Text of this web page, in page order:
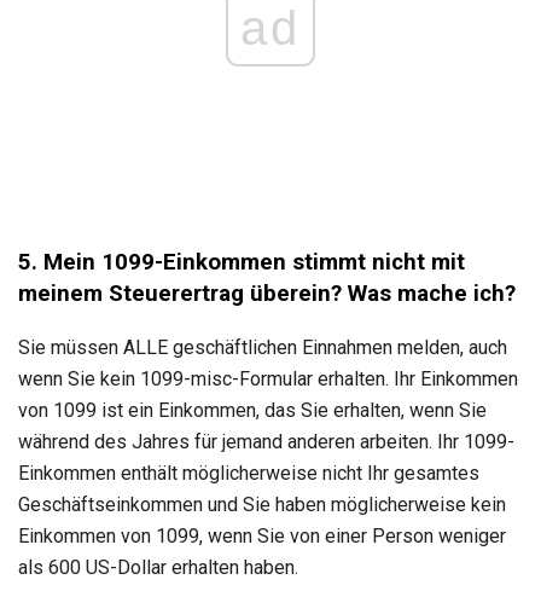
ad
5. Mein 1099-Einkommen stimmt nicht mit
meinem Steuerertrag überein? Was mache ich?
Sie müssen ALLE geschäftlichen Einnahmen melden, auch
wenn Sie kein 1099-misc-Formular erhalten. Ihr Einkommen
von 1099 ist ein Einkommen, das Sie erhalten, wenn Sie
während des Jahres für jemand anderen arbeiten. Ihr 1099-
Einkommen enthält möglicherweise nicht Ihr gesamtes
Geschäftseinkommen und Sie haben möglicherweise kein
Einkommen von 1099, wenn Sie von einer Person weniger
als 600 US-Dollar erhalten haben.